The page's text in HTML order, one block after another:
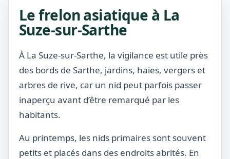
Le frelon asiatique à La
Suze-sur-Sarthe
À La Suze-sur-Sarthe, la vigilance est utile près
des bords de Sarthe, jardins, haies, vergers et
arbres de rive, car un nid peut parfois passer
inaperçu avant d’être remarqué par les
habitants.
Au printemps, les nids primaires sont souvent
petits et placés dans des endroits abrités. En